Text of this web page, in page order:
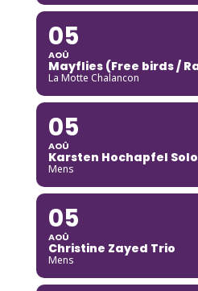
05
AOÛ
Mayflies (Free birds /
La Motte Chalancon
05
AOÛ
Karsten Hochapfel Solo
Mens
05
AOÛ
Christine Zayed Trio
Mens